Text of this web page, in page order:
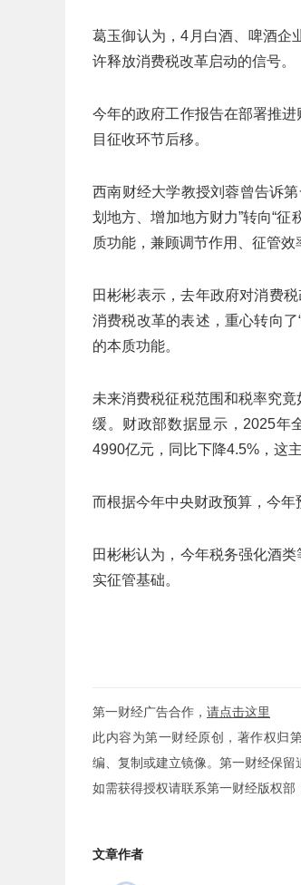
葛玉御认为，4月白酒、啤酒企
许释放消费税改革启动的信号。
今年的政府工作报告在部署推
目征收环节后移。
西南财经大学教授刘蓉曾告诉
划地方、增加地方财力”转向“
质功能，兼顾调节作用、征管效
田彬彬表示，去年政府对消费
消费税改革的表述，重心转向
的本质功能。
未来消费税征税范围和税率究
缓。财政部数据显示，2025年
4990亿元，同比下降4.5%，这
而根据今年中央财政预算，今年
田彬彬认为，今年税务强化酒
实征管基础。
第一财经广告合作， 请点击这里
此内容为第一财经原创，著作权归
编、复制或建立镜像。第一财经保留
如需获得授权请联系第一财经版权部
文章作者